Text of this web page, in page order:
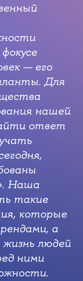
— его
Для
нашей
ответ
Наша
такие
которые
а
людей
ними